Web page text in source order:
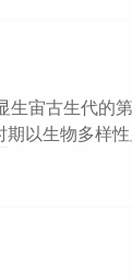
宙古生代的
以生物多样